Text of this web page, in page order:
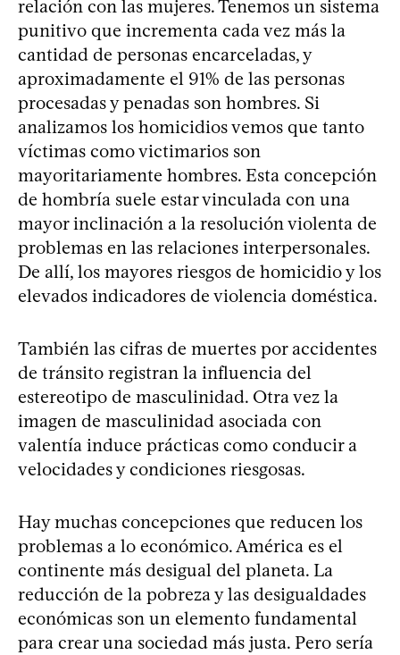
relación con las mujeres. Tenemos un sistema
punitivo que incrementa cada vez más la
cantidad de personas encarceladas, y
aproximadamente el 91% de las personas
procesadas y penadas son hombres. Si
analizamos los homicidios vemos que tanto
víctimas como victimarios son
mayoritariamente hombres. Esta concepción
de hombría suele estar vinculada con una
mayor inclinación a la resolución violenta de
problemas en las relaciones interpersonales.
De allí, los mayores riesgos de homicidio y los
elevados indicadores de violencia doméstica.
También las cifras de muertes por accidentes
de tránsito registran la influencia del
estereotipo de masculinidad. Otra vez la
imagen de masculinidad asociada con
valentía induce prácticas como conducir a
velocidades y condiciones riesgosas.
Hay muchas concepciones que reducen los
problemas a lo económico. América es el
continente más desigual del planeta. La
reducción de la pobreza y las desigualdades
económicas son un elemento fundamental
para crear una sociedad más justa. Pero sería